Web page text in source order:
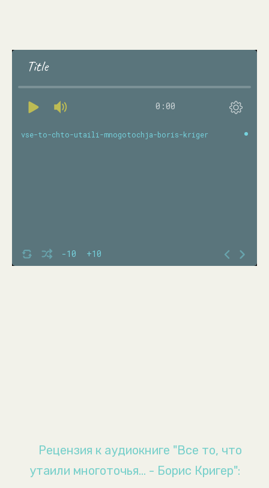
Title
0:00
-10 +10
vse-to-chto-utaili-mnogotochja-boris-kriger
Рецензия к аудиокниге "Все то, что
утаили многоточья... - Борис Кригер":